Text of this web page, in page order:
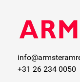
+31 26 234 0050